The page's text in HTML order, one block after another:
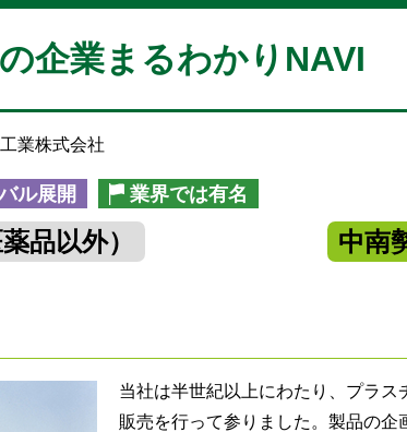
企業まるわかりNAVI
業株式会社
ル展開 業界では有名
品以外） 中南
当社は半世紀以上にわたり、プラス
販売を行って参りました。製品の企